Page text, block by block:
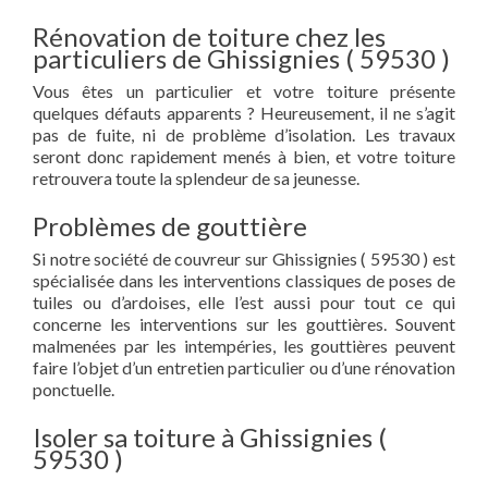
Rénovation de toiture chez les
particuliers de Ghissignies ( 59530 )
Vous êtes un particulier et votre toiture présente
quelques défauts apparents ? Heureusement, il ne s’agit
pas de fuite, ni de problème d’isolation. Les travaux
seront donc rapidement menés à bien, et votre toiture
retrouvera toute la splendeur de sa jeunesse.
Problèmes de gouttière
Si notre société de couvreur sur Ghissignies ( 59530 ) est
spécialisée dans les interventions classiques de poses de
tuiles ou d’ardoises, elle l’est aussi pour tout ce qui
concerne les interventions sur les gouttières. Souvent
malmenées par les intempéries, les gouttières peuvent
faire l’objet d’un entretien particulier ou d’une rénovation
ponctuelle.
Isoler sa toiture à Ghissignies (
59530 )